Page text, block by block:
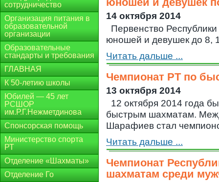
сотрудничество
Организация питания в
образовательной
организации
Образовательные
стандарты и требования
ГЛАВНАЯ
К 50-летию школы
Юбилей — 45 лет
РСШОР
им.Р.Г.Нежметдинова
Спонсорская помощь
Министерство спорта
РТ
Отделение «Шахматы»
Отделение Го
14 октября 2014
Первенство
юношей и девушек до 8,
Читать дальше ...
Чемпионат РТ по
13 октября 2014
12 октября 2014 года
быстрым шахматам.
Шарафиев стал
Читать дальше ...
Чемпионат
шахматам среди